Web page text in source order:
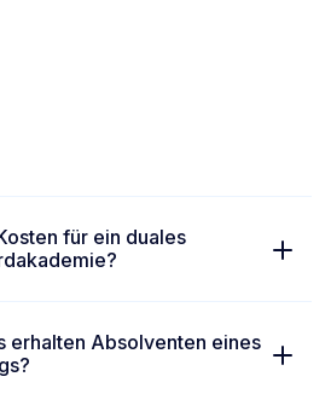
für ein duales
erhalten Absolventen eines